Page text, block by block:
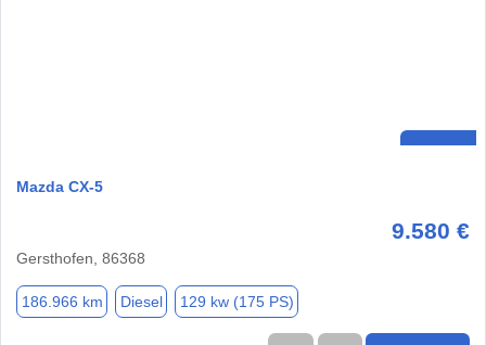
Mazda CX-5
9.580 €
Gersthofen, 86368
186.966 km Diesel 129 kw (175 PS)